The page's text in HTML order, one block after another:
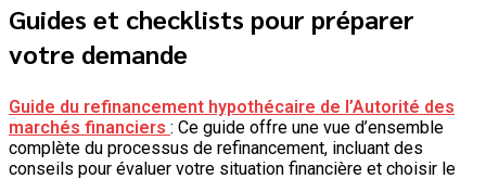
Guides et checklists pour préparer
votre demande
Guide du refinancement hypothécaire de l’Autorité des
marchés financiers : Ce guide offre une vue d’ensemble
complète du processus de refinancement, incluant des
conseils pour évaluer votre situation financière et choisir le